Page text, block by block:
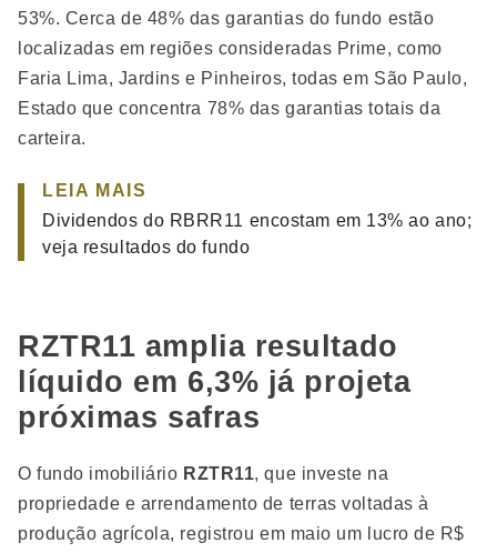
53%. Cerca de 48% das garantias do fundo estão
localizadas em regiões consideradas Prime, como
Faria Lima, Jardins e Pinheiros, todas em São Paulo,
Estado que concentra 78% das garantias totais da
carteira.
LEIA MAIS
Dividendos do RBRR11 encostam em 13% ao ano;
veja resultados do fundo
RZTR11 amplia resultado
líquido em 6,3% já projeta
próximas safras
O fundo imobiliário RZTR11, que investe na
propriedade e arrendamento de terras voltadas à
produção agrícola, registrou em maio um lucro de R$